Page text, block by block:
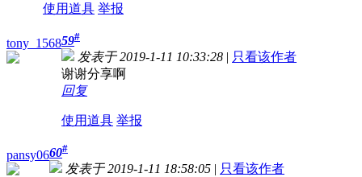
使用道具 举报
tony_156859#
发表于 2019-1-11 10:33:28 | 只看该作者
谢谢分享啊
回复
使用道具 举报
pansy0660#
发表于 2019-1-11 18:58:05 | 只看该作者